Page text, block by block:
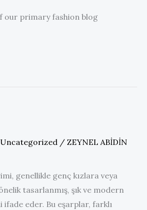
our primary fashion blog
Uncategorized / ZEYNEL ABİDİN
genellikle genç kızlara veya
tasarlanmış, şık ve modern
eder. Bu eşarplar, farklı